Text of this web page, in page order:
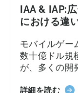
ー
ル
に
つ
い
て：
今
す
AI
IAA & IAP:
における違
モバイルゲー
数十億ドル規
が、多くの開
はどのように
詳細を読むIAA